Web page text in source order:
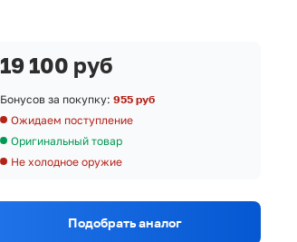
19 100 руб
Бонусов за покупку: 955 руб
Ожидаем поступление
Оригинальный товар
Не холодное оружие
Подобрать аналог